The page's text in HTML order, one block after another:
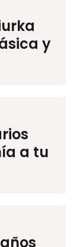
y
a tu